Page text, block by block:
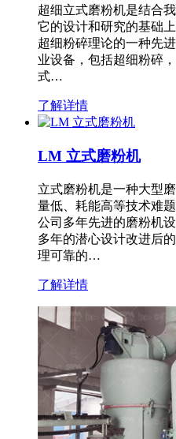
超细立式磨粉机是结合
它的设计和研究的基础
超细粉碎理论的一种先
业设备，包括超细粉碎
式…
了解详情
LM 立式磨粉机
立式磨粉机是一种大型
量低、耗能高等技术难
公司多年先进的磨粉机
多年的潜心设计改进后
理可靠的…
了解详情